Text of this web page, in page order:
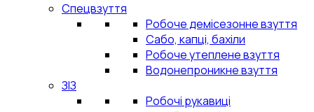
Спецвзуття
Робоче демісезонне взуття
Сабо, капці, бахіли
Робоче утеплене взуття
Водонепроникне взуття
ЗІЗ
Робочі рукавиці